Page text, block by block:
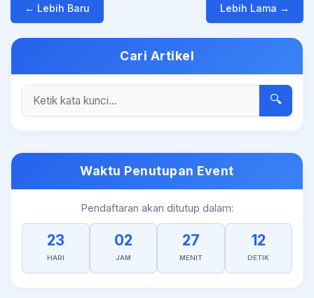
← Lebih Baru Lebih Lama →
Cari Artikel
🔍
Waktu Penutupan Event
Pendaftaran akan ditutup dalam:
23
HARI
02
JAM
27
MENIT
11
DETIK